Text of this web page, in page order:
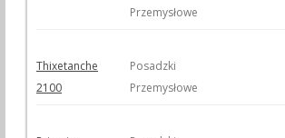
Przemysłowe
Thixetanche
2100
Posadzki
Przemysłowe